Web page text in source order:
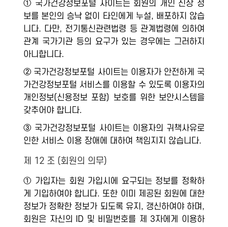
① 국가건강정보포털 사이트는 회원의 개인 신상 정
보를 본인의 승낙 없이 타인에게 누설, 배포하지 않습
니다. 다만, 전기통신관련법령 등 관계법령에 의하여
관계 국가기관 등의 요구가 있는 경우에는 그러하지
아니합니다.
② 국가건강정보포털 사이트는 이용자가 안전하게 국
가건강정보포털 서비스를 이용할 수 있도록 이용자의
개인정보(신용정보 포함) 보호를 위한 보안시스템을
갖추어야 합니다.
③ 국가건강정보포털 사이트는 이용자의 귀책사유로
인한 서비스 이용 장애에 대하여 책임지지 않습니다.
제 12 조 (회원의 의무)
① 가입자는 회원 가입시에 요구되는 정보를 정확하
게 기입하여야 합니다. 또한 이미 제공된 회원에 대한
정보가 정확한 정보가 되도록 유지, 갱신하여야 하며,
회원은 자신의 ID 및 비밀번호를 제 3자에게 이용하